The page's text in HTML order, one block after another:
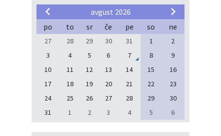
avgust 2026
po
to sr če pe so ne
27 28 29 30 31 1
2
3
4 5 6 7 8
9
10
11 12 13 14 15
16
17
18 19 20 21 22
23
24
25 26 27 28 29
30
31
1 2 3 4 5 6